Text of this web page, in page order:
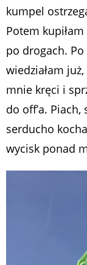
kumpel
Potem
po drogach.
wiedziałam
mnie kręci i
do off’a.
serducho
wycisk ponad